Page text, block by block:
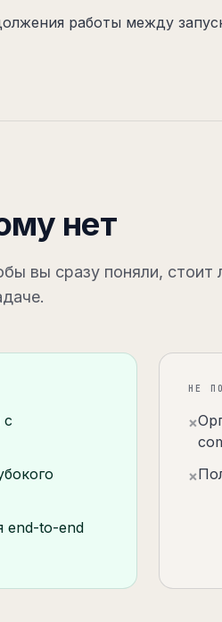
работы между
нет
вы сразу поняли, стоит
с
end-to-end
НЕ
×
×